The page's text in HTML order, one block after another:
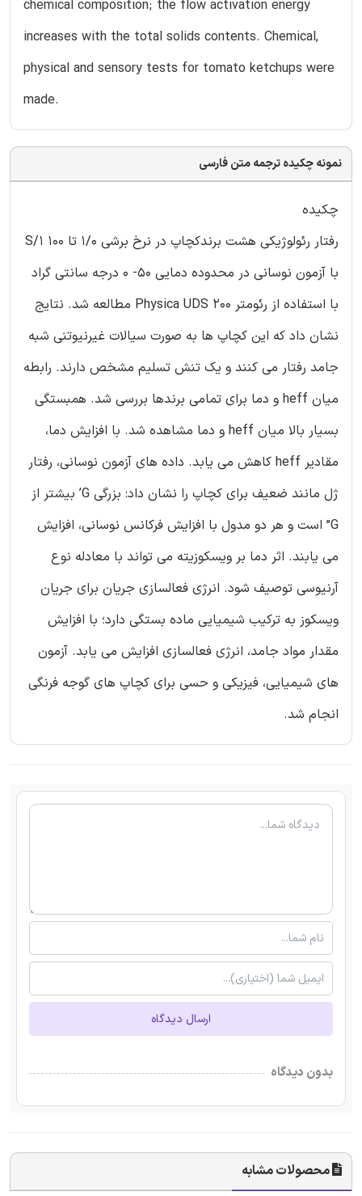
chemical composition; the flow activation energy
increases with the total solids contents. Chemical,
physical and sensory tests for tomato ketchups were
made.
نمونه چکیده ترجمه متن فارسی
چکیده
رفتار رئولوژیکی هشت برندکچاپ در نرخ برشی 1/0 تا 100 1/S
با آزمون نوسانی در محدوده دمایی 50- 0 درجه سانتی گراد
با استفاده از رئومتر Physica UDS 200 مطالعه شد. نتایج
نشان داد که این کچاپ ها به صورت سیالات غیرنیوتنی شبه
جامد رفتار می کنند و یک تنش تسلیم مشخص دارند. رابطه
میان heff و دما برای تمامی برندها بررسی شد. همبستگی
بسیار بالا میان heff و دما مشاهده شد. با افزایش دما،
مقادیر heff کاهش می یابد. داده های آزمون نوسانی، رفتار
ژل مانند ضعیف برای کچاپ را نشان داد: بزرگی G’ بیشتر از
G” است و هر دو مدول با افزایش فرکانس نوسانی، افزایش
می یابند. اثر دما بر ویسکوزیته می تواند با معادله نوع
آرنیوسی توصیف شود. انرژی فعالسازی جریان برای جریان
ویسکوز به ترکیب شیمیایی ماده بستگی دارد؛ با افزایش
مقدار مواد جامد، انرژی فعالسازی افزایش می یابد. آزمون
های شیمیایی، فیزیکی و حسی برای کچاپ های گوجه فرنگی
انجام شد.
ارسال دیدگاه
بدون دیدگاه
محصولات مشابه